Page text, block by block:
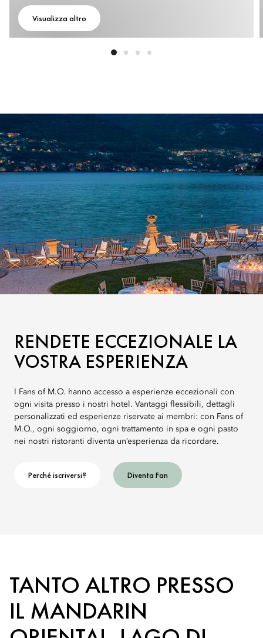
Visualizza altro
RENDETE ECCEZIONALE LA
VOSTRA ESPERIENZA
I Fans of M.O. hanno accesso a esperienze eccezionali con
ogni visita presso i nostri hotel. Vantaggi flessibili, dettagli
personalizzati ed esperienze riservate ai membri: con Fans of
M.O., ogni soggiorno, ogni trattamento in spa e ogni pasto
nei nostri ristoranti diventa un’esperienza da ricordare.
Perché iscriversi? Diventa Fan
TANTO ALTRO PRESSO
IL MANDARIN